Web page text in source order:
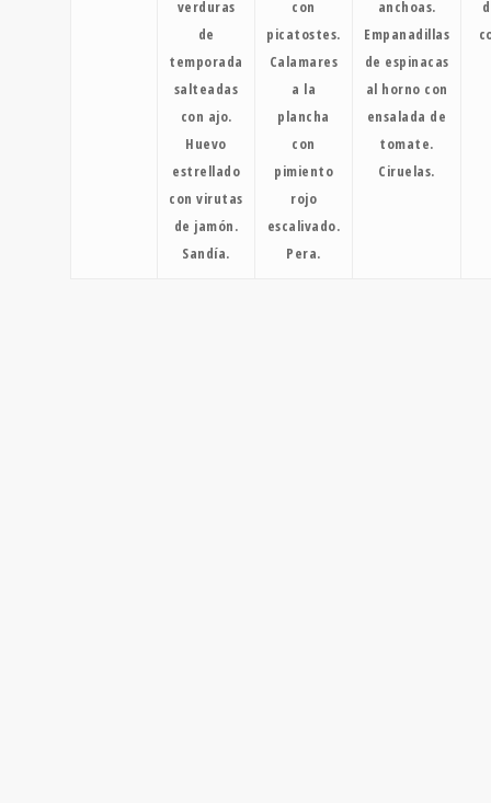
verduras
de
temporada
salteadas
con ajo.
Huevo
estrellado
con virutas
de jamón.
Sandía.
con
picatostes.
Calamares
a la
plancha
con
pimiento
rojo
escalivado.
Pera.
anchoas.
Empanadillas
de espinacas
al horno con
ensalada de
tomate.
Ciruelas.